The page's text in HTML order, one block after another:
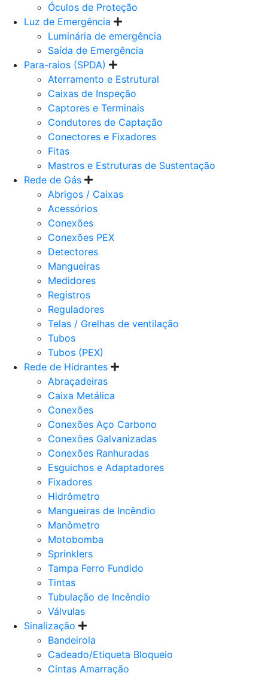
Óculos de Proteção
Luz de Emergência
Luminária de emergência
Saída de Emergência
Para-raios (SPDA)
Aterramento e Estrutural
Caixas de Inspeção
Captores e Terminais
Condutores de Captação
Conectores e Fixadores
Fitas
Mastros e Estruturas de Sustentação
Rede de Gás
Abrigos / Caixas
Acessórios
Conexões
Conexões PEX
Detectores
Mangueiras
Medidores
Registros
Reguladores
Telas / Grelhas de ventilação
Tubos
Tubos (PEX)
Rede de Hidrantes
Abraçadeiras
Caixa Metálica
Conexões
Conexões Aço Carbono
Conexões Galvanizadas
Conexões Ranhuradas
Esguichos e Adaptadores
Fixadores
Hidrômetro
Mangueiras de Incêndio
Manômetro
Motobomba
Sprinklers
Tampa Ferro Fundido
Tintas
Tubulação de Incêndio
Válvulas
Sinalização
Bandeirola
Cadeado/Etiqueta Bloqueio
Cintas Amarração